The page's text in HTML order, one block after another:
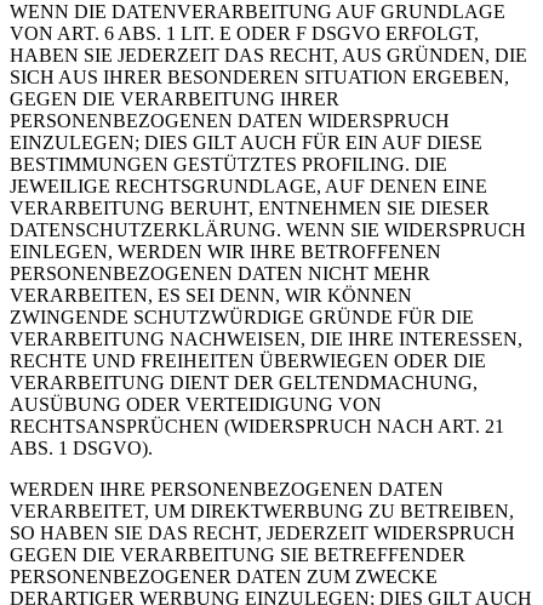
WENN DIE DATENVERARBEITUNG AUF GRUNDLAGE
VON ART. 6 ABS. 1 LIT. E ODER F DSGVO ERFOLGT,
HABEN SIE JEDERZEIT DAS RECHT, AUS GRÜNDEN, DIE
SICH AUS IHRER BESONDEREN SITUATION ERGEBEN,
GEGEN DIE VERARBEITUNG IHRER
PERSONENBEZOGENEN DATEN WIDERSPRUCH
EINZULEGEN; DIES GILT AUCH FÜR EIN AUF DIESE
BESTIMMUNGEN GESTÜTZTES PROFILING. DIE
JEWEILIGE RECHTSGRUNDLAGE, AUF DENEN EINE
VERARBEITUNG BERUHT, ENTNEHMEN SIE DIESER
DATENSCHUTZERKLÄRUNG. WENN SIE WIDERSPRUCH
EINLEGEN, WERDEN WIR IHRE BETROFFENEN
PERSONENBEZOGENEN DATEN NICHT MEHR
VERARBEITEN, ES SEI DENN, WIR KÖNNEN
ZWINGENDE SCHUTZWÜRDIGE GRÜNDE FÜR DIE
VERARBEITUNG NACHWEISEN, DIE IHRE INTERESSEN,
RECHTE UND FREIHEITEN ÜBERWIEGEN ODER DIE
VERARBEITUNG DIENT DER GELTENDMACHUNG,
AUSÜBUNG ODER VERTEIDIGUNG VON
RECHTSANSPRÜCHEN (WIDERSPRUCH NACH ART. 21
ABS. 1 DSGVO).
WERDEN IHRE PERSONENBEZOGENEN DATEN
VERARBEITET, UM DIREKTWERBUNG ZU BETREIBEN,
SO HABEN SIE DAS RECHT, JEDERZEIT WIDERSPRUCH
GEGEN DIE VERARBEITUNG SIE BETREFFENDER
PERSONENBEZOGENER DATEN ZUM ZWECKE
DERARTIGER WERBUNG EINZULEGEN; DIES GILT AUCH